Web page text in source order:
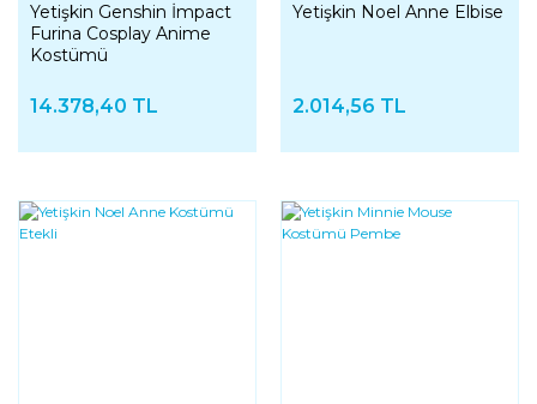
Yetişkin Genshin İmpact
Furina Cosplay Anime
Kostümü
14.378,40 TL
Yetişkin Noel Anne Elbise
2.014,56 TL